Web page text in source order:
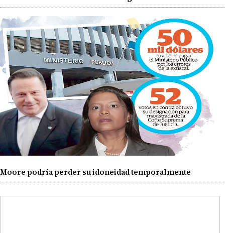
Moore podría perder su idoneidad temporalmente